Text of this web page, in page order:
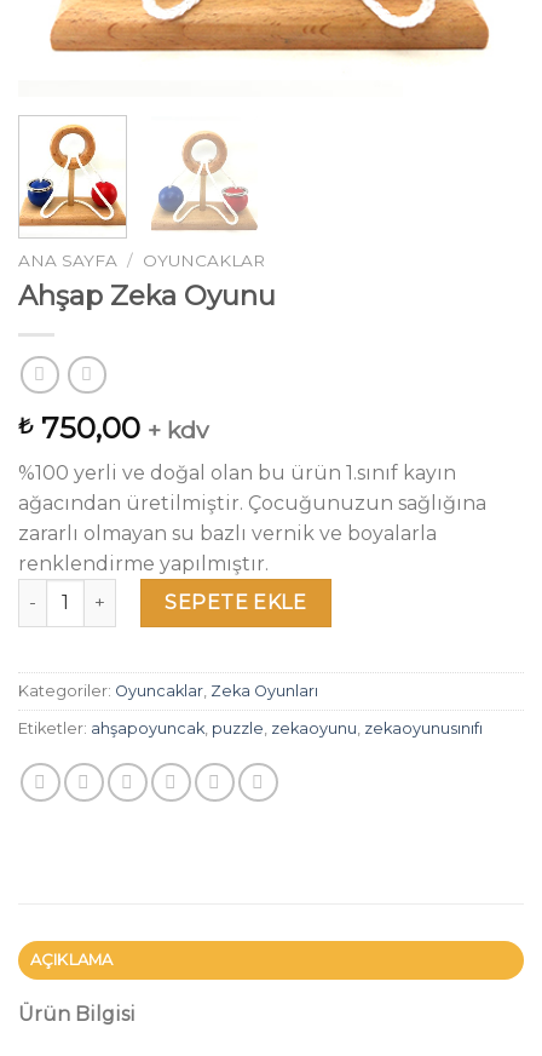
ANA SAYFA / OYUNCAKLAR
Ahşap Zeka Oyunu
₺ 750,00 + kdv
%100 yerli ve doğal olan bu ürün 1.sınıf kayın
ağacından üretilmiştir. Çocuğunuzun sağlığına
zararlı olmayan su bazlı vernik ve boyalarla
renklendirme yapılmıştır.
Ahşap Zeka Oyunu adetSEPETE EKLE
Kategoriler: Oyuncaklar Zeka Oyunları
Etiketler: ahşapoyuncak puzzle zekaoyunu zekaoyunusınıfı
AÇIKLAMA
Ürün Bilgisi